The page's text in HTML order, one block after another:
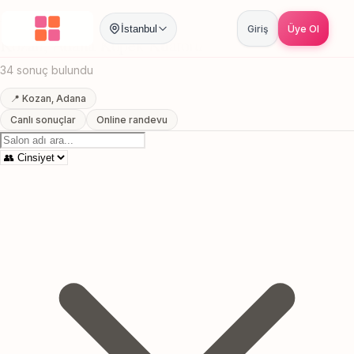
İstanbul Giriş Üye Ol
Anasayfa / Adana Kozan Kopek Kuaforu
Kozan, Adana Kopek Kuaforu
34 sonuç bulundu
📍 Kozan, Adana
Canlı sonuçlar
Online randevu